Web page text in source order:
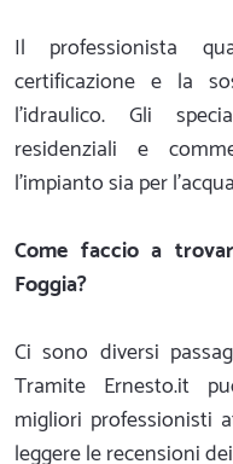
Il professionista
certificazione e la
l'idraulico. Gli
residenziali e
l'impianto sia per
Come faccio a
Foggia?
Ci sono diversi
Tramite Ernesto.it
migliori professionisti
leggere le recensioni